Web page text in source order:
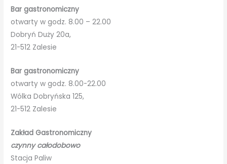
Bar gastronomiczny
otwarty w godz. 8.00 – 22.00
Dobryń Duży 20a,
21-512 Zalesie
Bar gastronomiczny
otwarty w godz. 8.00-22.00
Wólka Dobryńska 125,
21-512 Zalesie
Zakład Gastronomiczny
czynny całodobowo
Stacja Paliw